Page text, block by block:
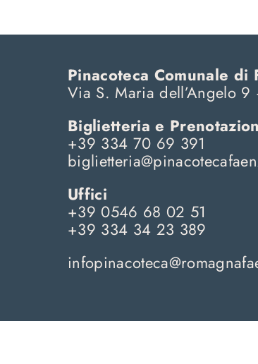
Pinacoteca Comunale di
Via S. Maria dell’Angelo 9
Biglietteria e
+39 334 70 69 391
Uffici
+39 0546 68 02 51
+39 334 34 23 389
infopinacoteca@